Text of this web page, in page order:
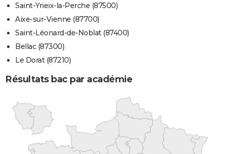
Saint-Yrieix-la-Perche (87500)
Aixe-sur-Vienne (87700)
Saint-Léonard-de-Noblat (87400)
Bellac (87300)
Le Dorat (87210)
Résultats bac par académie